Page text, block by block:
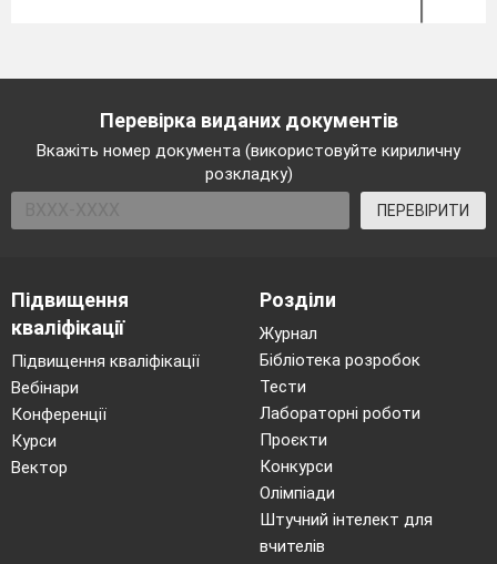
Перевірка виданих документів
Вкажіть номер документа (використовуйте кириличну
розкладку)
ПЕРЕВІРИТИ
Підвищення
кваліфікації
Підвищення кваліфікації
Вебінари
Конференції
Курси
Вектор
Розділи
Журнал
Бібліотека розробок
Тести
Лабораторні роботи
Проєкти
Конкурси
Олімпіади
Штучний інтелект для
вчителів